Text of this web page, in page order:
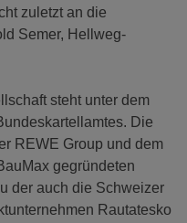
zuletzt an die
Semer, Hellweg-
steht unter dem
Die
REWE Group und dem
gegründeten
der auch die Schweizer
Rautatesko